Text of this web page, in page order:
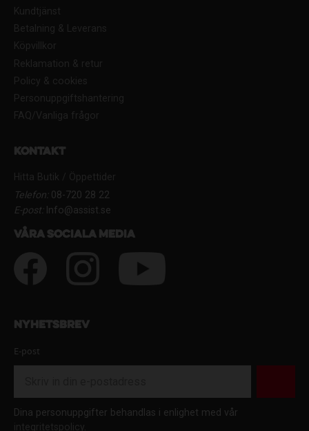
Kundtjänst
Betalning & Leverans
Köpvillkor
Reklamation & retur
Policy & cookies
Personuppgiftshantering
FAQ/Vanliga frågor
Kontakt
Hitta Butik / Öppettider
Telefon:08-720 28 22
E-post:Info@assist.se
Våra sociala media
Nyhetsbrev
E-post
Dina personuppgifter behandlas i enlighet med vår
integritetspolicy.